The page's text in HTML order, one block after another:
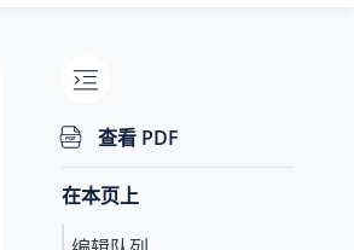
查看 PDF
在本页上